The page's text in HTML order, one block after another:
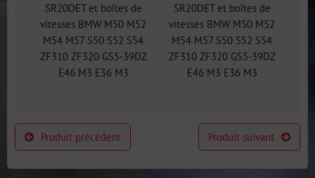
SR20DET et boîtes de
vitesses BMW M50 M52
M54 M57 S50 S52 S54
ZF310 ZF320 GS5-39DZ
E46 M3 E36 M3
SR20DET et boîtes de
vitesses BMW M50 M52
M54 M57 S50 S52 S54
ZF310 ZF320 GS5-39DZ
E46 M3 E36 M3
Produit précédent Produit suivant